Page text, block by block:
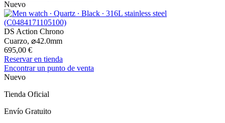
Nuevo
DS Action Chrono
Cuarzo, ⌀42.0mm
695,00 €
Reservar en tienda
Encontrar un punto de venta
Nuevo
Tienda Oficial
Envío Gratuito